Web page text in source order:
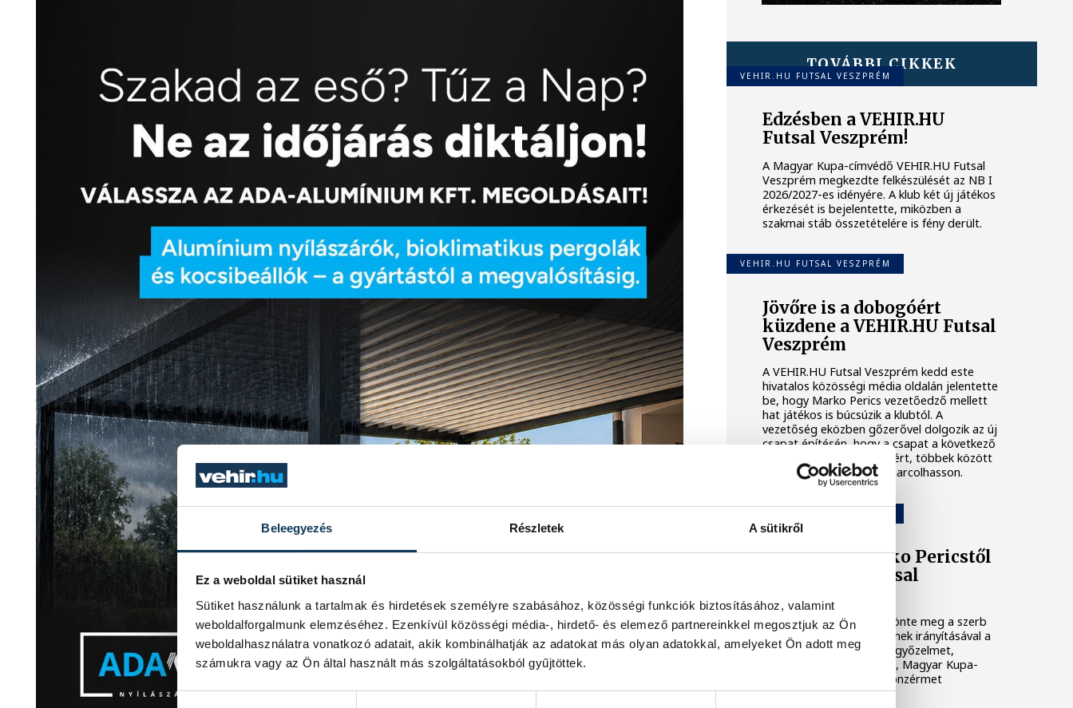
Beleegyezés Részletek A sütikről
Ez a weboldal sütiket használ
Sütiket használunk a tartalmak és hirdetések személyre szabásához, közösségi funkciók biztosításához, valamint
weboldalforgalmunk elemzéséhez. Ezenkívül közösségi média-, hirdető- és elemező partnereinkkel megosztjuk az Ön
weboldalhasználatra vonatkozó adatait, akik kombinálhatják az adatokat más olyan adatokkal, amelyeket Ön adott meg
számukra vagy az Ön által használt más szolgáltatásokból gyűjtöttek.
Hozzájárulás kiválasztása
TOVÁBBI CIKKEK
VEHIR.HU FUTSAL VESZPRÉM
Edzésben a VEHIR.HU
Futsal Veszprém!
A Magyar Kupa-címvédő VEHIR.HU Futsal
Veszprém megkezdte felkészülését az NB I
2026/2027-es idényére. A klub két új játékos
érkezését is bejelentette, miközben a
szakmai stáb összetételére is fény derült.
VEHIR.HU FUTSAL VESZPRÉM
Jövőre is a dobogóért
küzdene a VEHIR.HU Futsal
Veszprém
A VEHIR.HU Futsal Veszprém kedd este
hivatalos közösségi média oldalán jelentette
be, hogy Marko Perics vezetőedző mellett
hat játékos is búcsúzik a klubtól. A
vezetőség eközben gőzerővel dolgozik az új
csapat építésén, hogy a csapat a következő
idényben is komoly célokért, többek között
dobogós helyezésekért harcolhasson.
Elköszönt Marko Pericstől
a VEHIR.HU Futsal
A klub saját oldalán köszönte meg a szerb
szakember munkáját, akinek irányításával a
veszprémiek alapszakaszgyőzelmet,
történelmi BL-szereplést, Magyar Kupa-
győzelmet és bajnoki bronzérmet
ünnepelhettek.